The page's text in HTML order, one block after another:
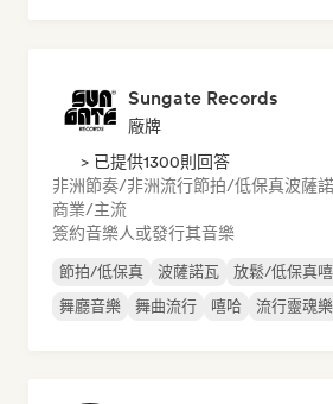
Sungate Records
廠牌
> 已提供1300則回答
非洲節奏/非洲流行節拍/低保真波薩
商業/主流
簽約音樂人或發行其音樂
節拍/低保真 波薩諾瓦 放鬆/低保真
舞廳音樂
舞曲流行 嘻哈 流行靈魂樂